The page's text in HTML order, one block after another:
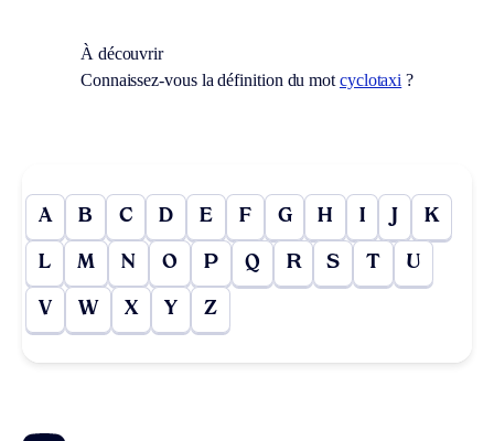
À découvrir
Connaissez-vous la définition du mot cyclotaxi ?
A B C D E F G H I J K
L M N O P Q R S T U
V W X Y Z